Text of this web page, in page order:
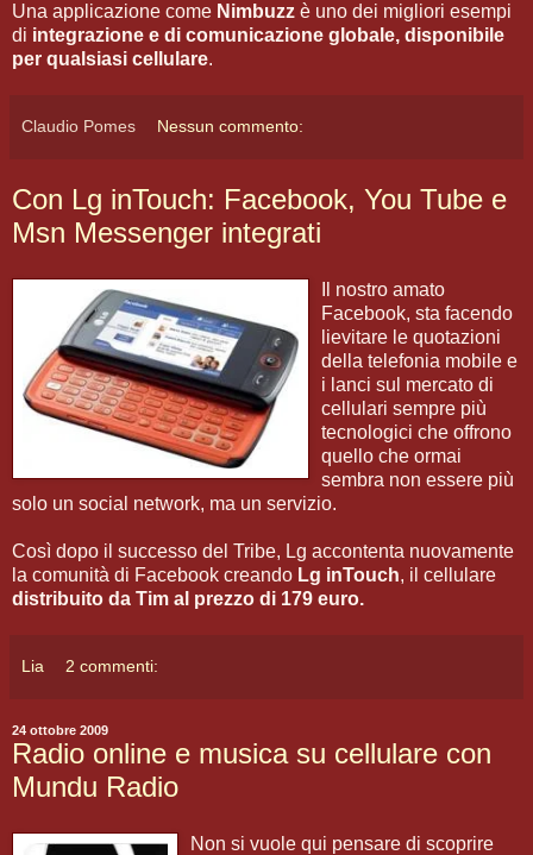
Una applicazione come Nimbuzz è uno dei migliori esempi
di integrazione e di comunicazione globale, disponibile
per qualsiasi cellulare.
Claudio Pomes Nessun commento:
Con Lg inTouch: Facebook, You Tube e
Msn Messenger integrati
Il nostro amato
Facebook, sta facendo
lievitare le quotazioni
della telefonia mobile e
i lanci sul mercato di
cellulari sempre più
tecnologici che offrono
quello che ormai
sembra non essere più
solo un social network, ma un servizio.
Così dopo il successo del Tribe, Lg accontenta nuovamente
la comunità di Facebook creando Lg inTouch, il cellulare
distribuito da Tim al prezzo di 179 euro.
Lia 2 commenti:
24 ottobre 2009
Radio online e musica su cellulare con
Mundu Radio
Non si vuole qui pensare di scoprire